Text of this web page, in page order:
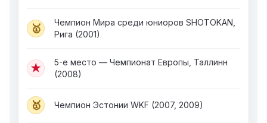
🥇
Чемпион Мира среди юниоров SHOTOKAN,
Рига (2001)
★
5-е место — Чемпионат Европы, Таллинн
(2008)
🥇 Чемпион Эстонии WKF (2007, 2009)